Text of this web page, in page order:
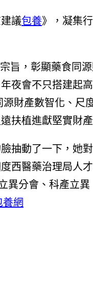
議包養》，凝集
旨，彰顯藥食同
夜會不只搭建起
財產數智化、尺
扶植進獻堅實財產
抽動了一下，她
西醫藥治理局人
異分會、科產立
養網